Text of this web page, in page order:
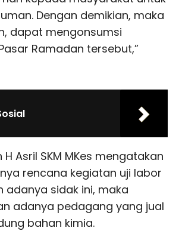
Dengan demikian, maka
dapat mengonsumsi
Ramadan tersebut,”
Asril SKM MKes mengatakan
rencana kegiatan uji labor
adanya sidak ini, maka
adanya pedagang yang jual
bahan kimia.